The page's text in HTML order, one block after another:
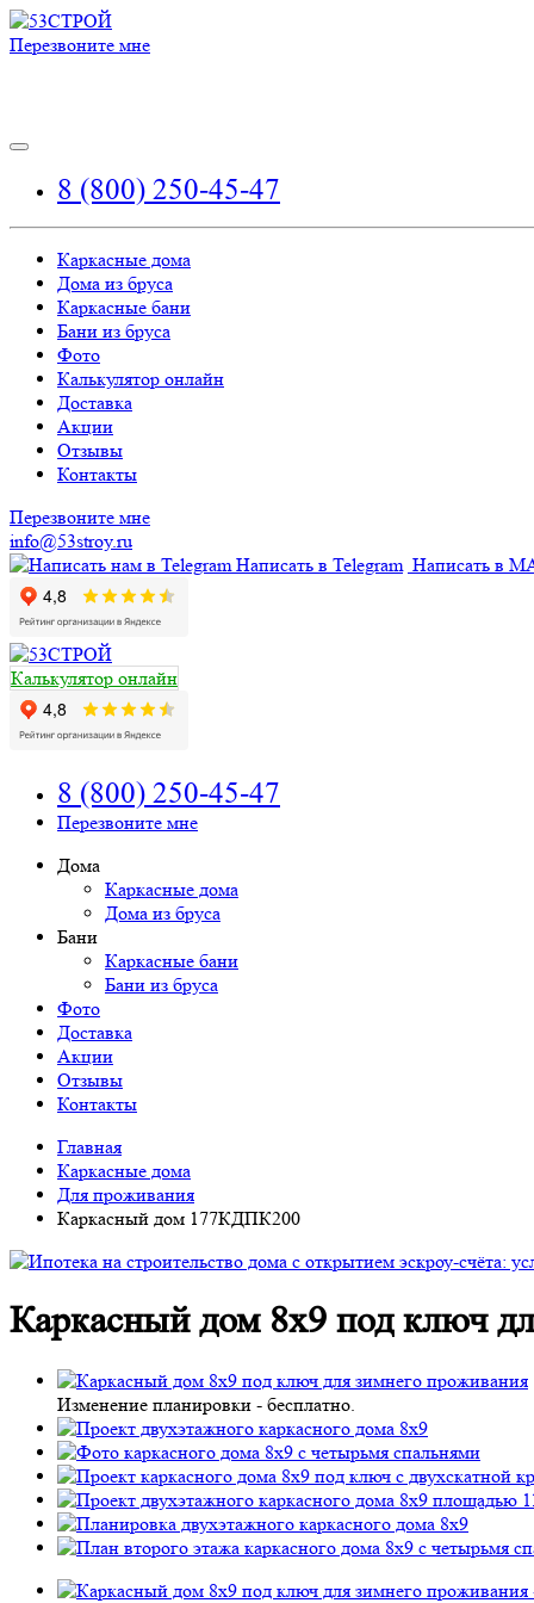
Перезвоните мне
8 (800) 250-45-47
Каркасные дома
Дома из бруса
Каркасные бани
Бани из бруса
Фото
Калькулятор онлайн
Доставка
Акции
Отзывы
Контакты
Перезвоните мне
info@53stroy.ru
Написать в Telegram Написать в
Калькулятор онлайн
8 (800) 250-45-47
Перезвоните мне
Дома
Каркасные дома
Дома из бруса
Бани
Каркасные бани
Бани из бруса
Фото
Доставка
Акции
Отзывы
Контакты
Главная
Каркасные дома
Для проживания
Каркасный дом 177КДПК200
Каркасный дом 8х9 под ключ
Изменение планировки - бесплатно.